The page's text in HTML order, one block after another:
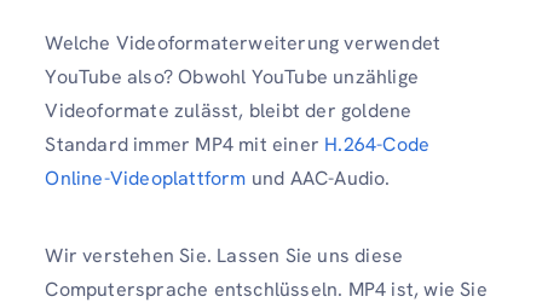
Welche Videoformaterweiterung verwendet
YouTube also? Obwohl YouTube unzählige
Videoformate zulässt, bleibt der goldene
Standard immer MP4 mit einer H.264-Code
Online-Videoplattform und AAC-Audio.
Wir verstehen Sie. Lassen Sie uns diese
Computersprache entschlüsseln. MP4 ist, wie Sie